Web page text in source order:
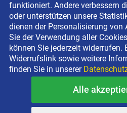
Terrasse anlegen
Ladenbau
Copyright © 2026 BEYER-
Kostenlose Miethotline
funktioniert. Andere verbessern
oder unterstützen unsere
dienen der Personalisierung von
Sie der Verwendung aller
können Sie jederzeit widerrufen.
Widerrufslink sowie weitere
finden Sie in unserer
Alle